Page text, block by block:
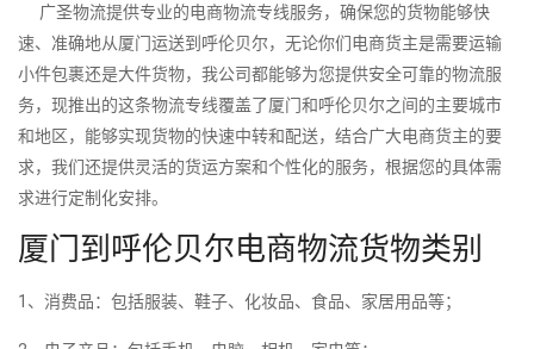
广圣物流提供专业的电商物流专线服务，确保您的货物能够快
速、准确地从厦门运送到呼伦贝尔，无论你们电商货主是需要运输
小件包裹还是大件货物，我公司都能够为您提供安全可靠的物流服
务，现推出的这条物流专线覆盖了厦门和呼伦贝尔之间的主要城市
和地区，能够实现货物的快速中转和配送，结合广大电商货主的要
求，我们还提供灵活的货运方案和个性化的服务，根据您的具体需
求进行定制化安排。
厦门到呼伦贝尔电商物流货物类别
1、消费品：包括服装、鞋子、化妆品、食品、家居用品等；